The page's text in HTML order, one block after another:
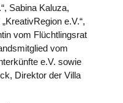
Sabina Kaluza,
e.V.“,
vom Flüchtlingsrat
vom
e.V. sowie
Direktor der Villa